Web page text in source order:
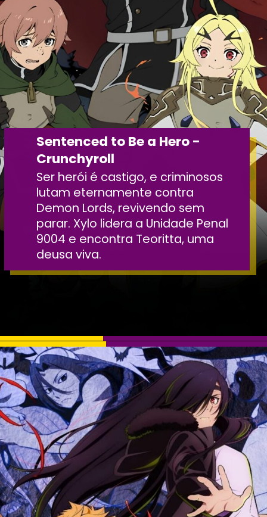
Sentenced to Be a Hero -
Crunchyroll
Ser herói é castigo, e criminosos
lutam eternamente contra
Demon Lords, revivendo sem
parar. Xylo lidera a Unidade Penal
9004 e encontra Teoritta, uma
deusa viva.